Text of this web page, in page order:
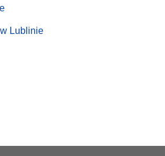
Lublinie